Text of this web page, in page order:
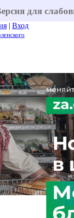
для
,Гость |RSS |
| Вход
Решаем вместе